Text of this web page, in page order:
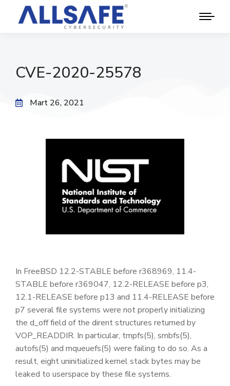
CVE-2020-25578
Mart 26, 2021
In FreeBSD 12.2-STABLE before r368969, 11.4-
STABLE before r369047, 12.2-RELEASE before p3,
12.1-RELEASE before p13 and 11.4-RELEASE before
p7 several file systems were not properly initializing
the d_off field of the dirent structures returned by
VOP_READDIR. In particular, tmpfs(5), smbfs(5),
autofs(5) and mqueuefs(5) were failing to do so. As a
result, eight uninitialized kernel stack bytes may be
leaked to userspace by these file systems.